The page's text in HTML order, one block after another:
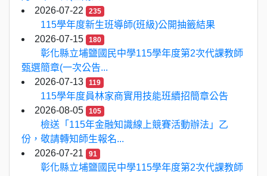
2026-07-22
235
115學年度新生班導師(班級)公開抽籤結果
2026-07-15
180
彰化縣立埔鹽國民中學115學年度第2次代課教師
甄選簡章(一次公告...
2026-07-13
119
115學年度員林家商實用技能班續招簡章公告
2026-08-05
105
檢送「115年金融知識線上競賽活動辦法」乙
份，敬請轉知師生報名...
2026-07-21
91
彰化縣立埔鹽國民中學115學年度第2次代課教師